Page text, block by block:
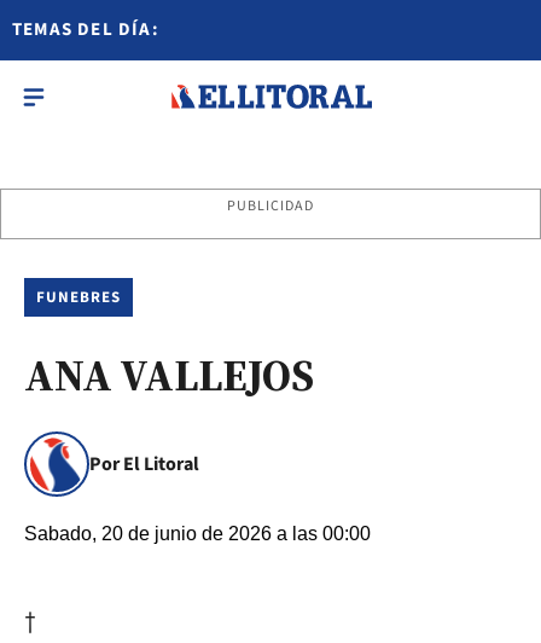
TEMAS DEL DÍA:
PUBLICIDAD
FUNEBRES
ANA VALLEJOS
Por El Litoral
Sabado, 20 de junio de 2026 a las 00:00
†